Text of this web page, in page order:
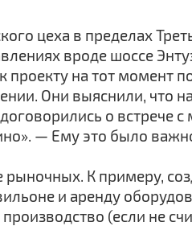
цеха в пределах
вроде шоссе
на тот момент
Они выяснили, что
о
— Ему это было
К примеру,
и аренду
(если не